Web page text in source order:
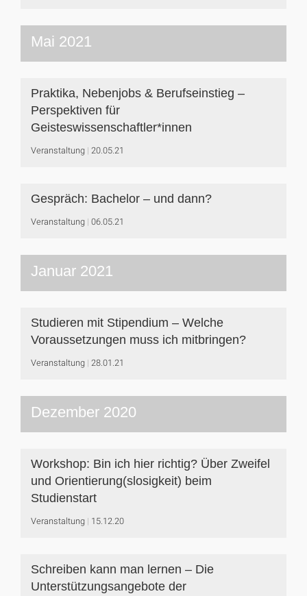
Mai 2021
Praktika, Nebenjobs & Berufseinstieg –
Perspektiven für
Geisteswissenschaftler*innen
Veranstaltung 20.05.21
Gespräch: Bachelor – und dann?
Veranstaltung 06.05.21
Januar 2021
Studieren mit Stipendium – Welche
Voraussetzungen muss ich mitbringen?
Veranstaltung 28.01.21
Dezember 2020
Workshop: Bin ich hier richtig? Über Zweifel
und Orientierung(slosigkeit) beim
Studienstart
Veranstaltung 15.12.20
Schreiben kann man lernen – Die
Unterstützungsangebote der